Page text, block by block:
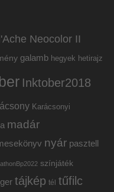
Neocolor II
galamb hegyek hetirajz
Inktober2018
Karácsonyi
madár
nyár pasztell
színjáték
tájkép tél tűfilc